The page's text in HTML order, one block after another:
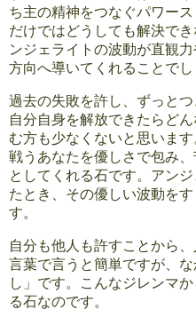
ち主の精神をつなぐパワー
だけではどうしても解決で
ンジェライトの波動が直観
方向へ導いてくれることでし
過去の失敗を許し、ずっと
自分自身を解放できたらど
む方も少なくないと思いま
戦うあなたを優しさで包み
としてくれる石です。アン
たとき、その優しい波動を
す。
自分も他人も許すことから
言葉で言うと簡単ですが、
し」です。こんなジレンマ
る石なのです。